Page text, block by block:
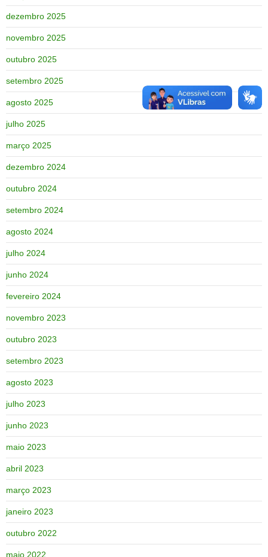
dezembro 2025
novembro 2025
outubro 2025
setembro 2025
agosto 2025
julho 2025
março 2025
dezembro 2024
outubro 2024
setembro 2024
agosto 2024
julho 2024
junho 2024
fevereiro 2024
novembro 2023
outubro 2023
setembro 2023
agosto 2023
julho 2023
junho 2023
maio 2023
abril 2023
março 2023
janeiro 2023
outubro 2022
maio 2022